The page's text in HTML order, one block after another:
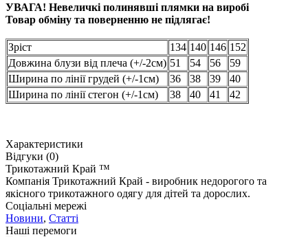
УВАГА! Невеличкі полинявші плямки на виробі
Товар обміну та поверненню не підлягає!
Зріст 134 140 146 152
Довжина блузи від плеча (+/-2см) 51 54 56
59
Ширина по лінії грудей (+/-1см)
36 38 39
40
Ширина по лінії стегон (+/-1см)
38 40 41 42
Характеристики
Відгуки (0)
Трикотажний Край ™
Компанія Трикотажний Край - виробник недорогого та
якісного трикотажного одягу для дітей та дорослих.
Соціальні мережі
Новини, Статті
Наші перемоги